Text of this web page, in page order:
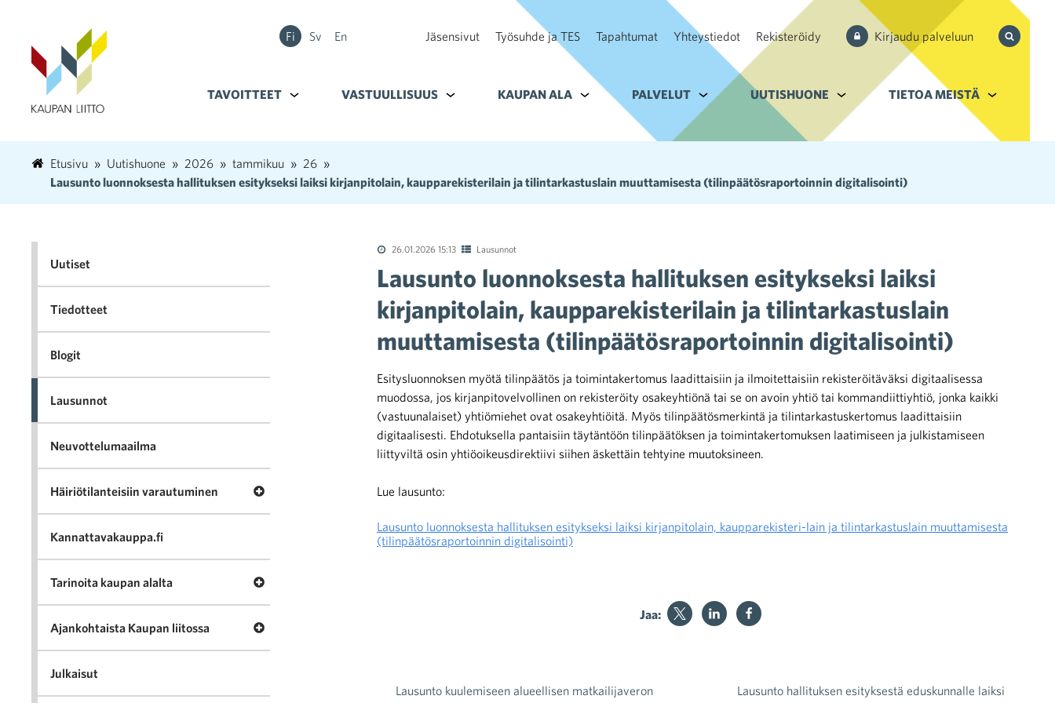
Fi Sv En Jäsensivut Työsuhde ja TES Tapahtumat Yhteystiedot Rekisteröidy Kirjaudu palveluun
Hae
sivustolta
TAVOITTEET Alavalikko kohteelle Tavoitteet
VASTUULLISUUS Alavalikko kohteelle Vastuullisuus
KAUPAN ALA Alavalikko kohteelle Kaupan ala
PALVELUT Alavalikko kohteelle Palvelut
UUTISHUONE Alavalikko kohteelle Uutishuone
TIETOA MEISTÄ Alavalikko
Etusivu Uutishuone 2026 tammikuu
26
Lausunto luonnoksesta hallituksen esitykseksi laiksi kirjanpitolain, kaupparekisterilain ja tilintarkastuslain muuttamisesta (tilinpäätösraportoinnin digitalisointi)
26.01.2026 15:13 Lausunnot
Lausunto luonnoksesta hallituksen esitykseksi laiksi
kirjanpitolain, kaupparekisterilain ja tilintarkastuslain
muuttamisesta (tilinpäätösraportoinnin digitalisointi)
Esitysluonnoksen myötä tilinpäätös ja toimintakertomus laadittaisiin ja ilmoitettaisiin rekisteröitäväksi digitaalisessa
muodossa, jos kirjanpitovelvollinen on rekisteröity osakeyhtiönä tai se on avoin yhtiö tai kommandiittiyhtiö, jonka kaikki
(vastuunalaiset) yhtiömiehet ovat osakeyhtiöitä. Myös tilinpäätösmerkintä ja tilintarkastuskertomus laadittaisiin
digitaalisesti. Ehdotuksella pantaisiin täytäntöön tilinpäätöksen ja toimintakertomuksen laatimiseen ja julkistamiseen
liittyviltä osin yhtiöoikeusdirektiivi siihen äskettäin tehtyine muutoksineen.
Lue lausunto:
Lausunto luonnoksesta hallituksen esitykseksi laiksi kirjanpitolain, kaupparekisteri-lain ja tilintarkastuslain muuttamisesta
(tilinpäätösraportoinnin digitalisointi)
Jaa:
Lausunto kuulemiseen alueellisen matkailijaveron
Lausunto hallituksen esityksestä eduskunnalle laiksi
Uutiset
Tiedotteet
Blogit
Lausunnot
Neuvottelumaailma
Häiriötilanteisiin varautuminen Avaa valikko Häiriötilanteisiin varautuminen
Kannattavakauppa.fi
Tarinoita kaupan alalta Avaa valikko Tarinoita kaupan alalta
Ajankohtaista Kaupan liitossa Avaa valikko Ajankohtaista Kaupan liitossa
Julkaisut